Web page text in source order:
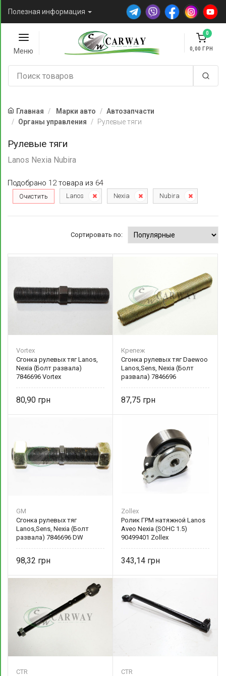
Полезная информация
Меню
0
0,00
Главная Марки авто
Автозапчасти
Органы управления
Рулевые тяги
Рулевые тяги
Lanos Nexia Nubira
Подобрано 12 товара из 64
Очистить Lanos Nexia Nubira
Сортировать по:
Vortex
Сгонка рулевых тяг Lanos,
Nexia (Болт развала)
7846696 Vortex
80,90
Крепеж
Сгонка рулевых тяг Daewoo
Lanos,Sens, Nexia (Болт
развала) 7846696
87,75
GM
Сгонка рулевых тяг
Lanos,Sens, Nexia (Болт
развала) 7846696 DW
98,32
Zollex
Ролик ГРМ натяжной Lanos
Aveo Nexia (SOHC 1.5)
90499401 Zollex
343,14
CTR
CTR